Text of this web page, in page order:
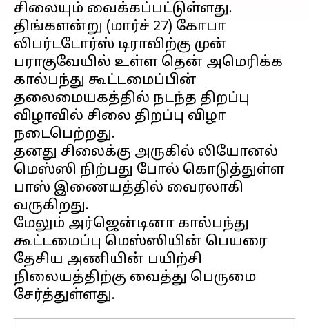
சிலையும் வைக்கப்பட்டுள்ளது.
திங்களன்று (மார்ச் 27) கோபா
லிபர்டடோர்ஸ் டிராவிற்கு முன்
பராகுவேயில் உள்ள தென் அமெரிக்க
கால்பந்து கூட்டமைப்பின்
தலைமையகத்தில் நடந்த திறப்பு
விழாவில் சிலை திறப்பு விழா
நடைபெற்றது.
தனது சிலைக்கு அருகில் லியோனல்
மெஸ்ஸி நிற்பது போல் கொடுத்துள்ள
பாஸ் இணையத்தில் வைரலாகி
வருகிறது.
மேலும் அர்ஜென்டினா கால்பந்து
கூட்டமைப்பு மெஸ்ஸியின் பெயரை
தேசிய அணியின் பயிற்சி
நிலையத்திற்கு வைத்து பெருமை